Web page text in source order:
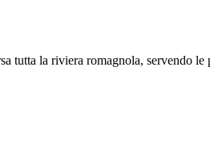
tutta la riviera romagnola, servendo